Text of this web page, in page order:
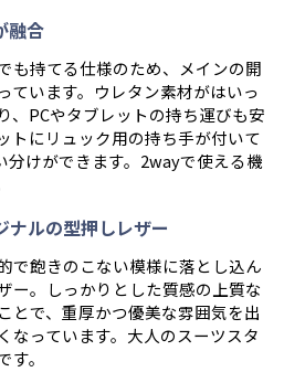
融合
も持てる仕様のため、メインの開
ています。ウレタン素材がはいっ
、PCやタブレットの持ち運びも安
トにリュック用の持ち手が付いて
分けができます。2wayで使える機
ナルの型押しレザー
で飽きのこない模様に落とし込ん
ー。しっかりとした質感の上質な
とで、重厚かつ優美な雰囲気を出
なっています。大人のスーツスタ
。